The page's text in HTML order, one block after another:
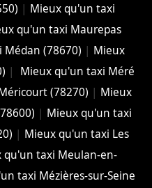
| Mieux qu'un taxi
qu'un taxi Maurepas
(78670) | Mieux
|
Mieux qu'un taxi Méré
(78270) | Mieux
| Mieux qu'un taxi
| Mieux qu'un taxi Les
qu'un taxi Meulan-en-
taxi Mézières-sur-Seine